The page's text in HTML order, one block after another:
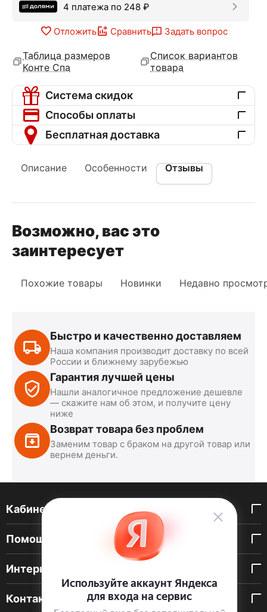
4 платежа по 248 ₽
Отложить Сравнить Задать вопрос
Таблица размеров
Конте Спа
Список вариантов
товара
Система скидок
Способы оплаты
Бесплатная доставка
Описание Особенности Отзывы
Возможно, вас это
заинтересует
Похожие товары Новинки Недавно
Быстро и качественно доставляем
Наша компания производит доставку по всей
России и ближнему зарубежью
Гарантия лучшей цены
Нашли аналогичное предложение дешевле
— скажите нам об этом, и получите цену
ниже
Возврат товара без проблем
Заменим товар с браком на другой товар или
вернем деньги.
Кабинет покупателя
Помощь покупателю
Интернет-магазин
Контакты